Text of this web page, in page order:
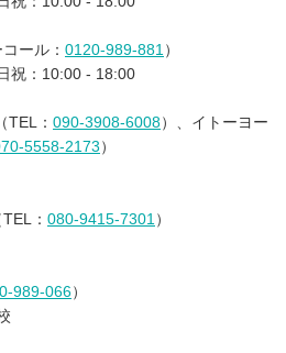
ール： 0120-989-881 ）
祝：10:00 - 18:00
TEL： 090-3908-6008）、イトーヨー
5558-2173）
： 080-9415-7301 ）
989-066）